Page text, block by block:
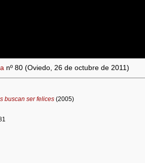
nº 80 (Oviedo, 26 de octubre de 2011)
buscan ser felices (2005)